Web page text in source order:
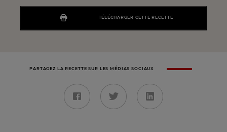
TÉLÉCHARGER CETTE RECETTE
PARTAGEZ LA RECETTE SUR LES MÉDIAS SOCIAUX